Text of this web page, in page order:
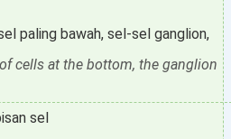
paling bawah, sel-sel ganglion,
cells at the bottom, the ganglion
sel